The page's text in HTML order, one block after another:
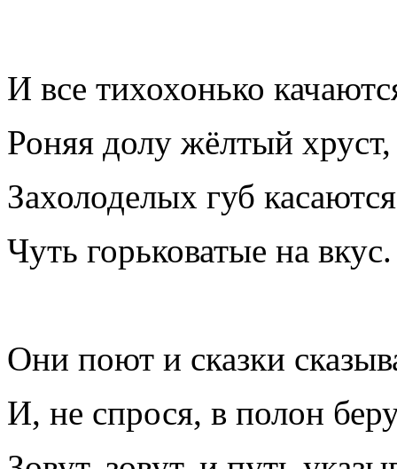
И все тихохонько
Роняя долу жёлтый хруст,
Захолоделых губ
Чуть горьковатые на вкус.
Они поют и сказки
И, не спрося, в полон